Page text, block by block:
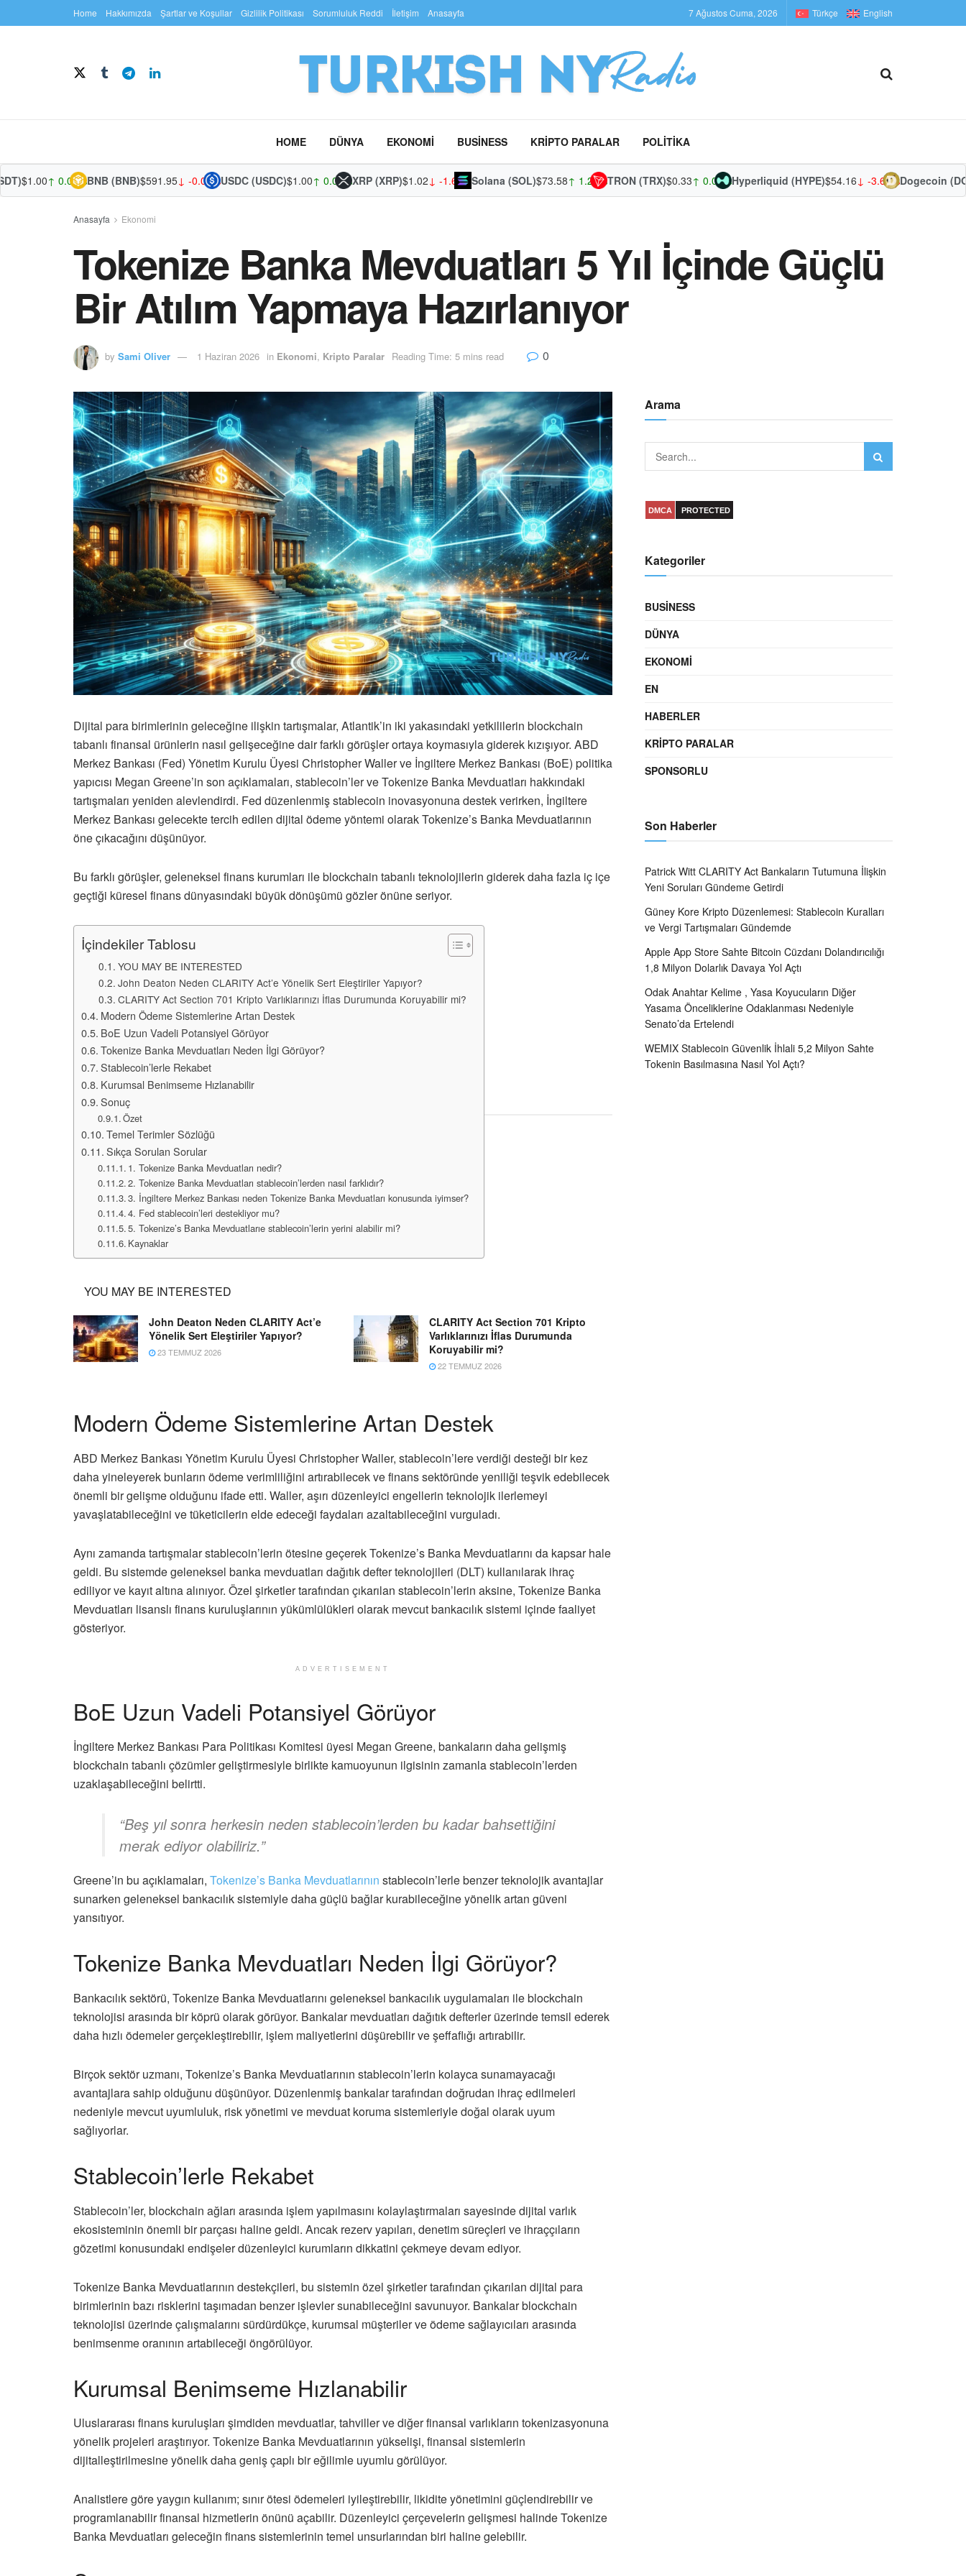
Home Hakkımızda Şartlar ve Koşullar Gizlilik Politikası Sorumluluk Reddi İletişim Anasayfa 7 Ağustos Cuma, 2026 Türkçe English
HOME DÜNYA EKONOMI BUSINESS KRIPTO PARALAR POLITIKA
$1.00↑ 0.03%BNB (BNB)$591.95↓ -0.02%USDC (USDC)$1.00↑ 0.01%XRP (XRP)$1.02↓ -1.61%Solana (SOL)$73.58↑ 1.25%TRON (TRX)$0.33↑ 0.07%Hyperliquid (HYPE)$54.16↓ -3.68%Dogecoin
Anasayfa Ekonomi
Tokenize Banka Mevduatları 5 Yıl İçinde Güçlü
Bir Atılım Yapmaya Hazırlanıyor
by Sami Oliver 1 Haziran 2026 in Ekonomi, Kripto Paralar Reading Time: 5 mins read 0
Dijital para birimlerinin geleceğine ilişkin tartışmalar, Atlantik’in iki yakasındaki yetkililerin blockchain
tabanlı finansal ürünlerin nasıl gelişeceğine dair farklı görüşler ortaya koymasıyla giderek kızışıyor. ABD
Merkez Bankası (Fed) Yönetim Kurulu Üyesi Christopher Waller ve İngiltere Merkez Bankası (BoE) politika
yapıcısı Megan Greene’in son açıklamaları, stablecoin’ler ve Tokenize Banka Mevduatları hakkındaki
tartışmaları yeniden alevlendirdi. Fed düzenlenmiş stablecoin inovasyonuna destek verirken, İngiltere
Merkez Bankası gelecekte tercih edilen dijital ödeme yöntemi olarak Tokenize’s Banka Mevduatlarının
öne çıkacağını düşünüyor.
Bu farklı görüşler, geleneksel finans kurumları ile blockchain tabanlı teknolojilerin giderek daha fazla iç içe
geçtiği küresel finans dünyasındaki büyük dönüşümü gözler önüne seriyor.
İçindekiler Tablosu
YOU MAY BE INTERESTED
John Deaton Neden CLARITY Act’e Yönelik Sert Eleştiriler Yapıyor?
CLARITY Act Section 701 Kripto Varlıklarınızı İflas Durumunda Koruyabilir mi?
Modern Ödeme Sistemlerine Artan Destek
BoE Uzun Vadeli Potansiyel Görüyor
Tokenize Banka Mevduatları Neden İlgi Görüyor?
Stablecoin’lerle Rekabet
Kurumsal Benimseme Hızlanabilir
Sonuç
Özet
Temel Terimler Sözlüğü
Sıkça Sorulan Sorular
1. Tokenize Banka Mevduatları nedir?
2. Tokenize Banka Mevduatları stablecoin’lerden nasıl farklıdır?
3. İngiltere Merkez Bankası neden Tokenize Banka Mevduatları konusunda iyimser?
4. Fed stablecoin’leri destekliyor mu?
5. Tokenize’s Banka Mevduatlarıe stablecoin’lerin yerini alabilir mi?
Kaynaklar
YOU MAY BE INTERESTED
John Deaton Neden CLARITY Act’e
Yönelik Sert Eleştiriler Yapıyor?
23 TEMMUZ 2026
CLARITY Act Section 701 Kripto
Varlıklarınızı İflas Durumunda
Koruyabilir mi?
22 TEMMUZ 2026
Modern Ödeme Sistemlerine Artan Destek
ABD Merkez Bankası Yönetim Kurulu Üyesi Christopher Waller, stablecoin’lere verdiği desteği bir kez
daha yineleyerek bunların ödeme verimliliğini artırabilecek ve finans sektöründe yeniliği teşvik edebilecek
önemli bir gelişme olduğunu ifade etti. Waller, aşırı düzenleyici engellerin teknolojik ilerlemeyi
yavaşlatabileceğini ve tüketicilerin elde edeceği faydaları azaltabileceğini vurguladı.
Aynı zamanda tartışmalar stablecoin’lerin ötesine geçerek Tokenize’s Banka Mevduatlarını da kapsar hale
geldi. Bu sistemde geleneksel banka mevduatları dağıtık defter teknolojileri (DLT) kullanılarak ihraç
ediliyor ve kayıt altına alınıyor. Özel şirketler tarafından çıkarılan stablecoin’lerin aksine, Tokenize Banka
Mevduatları lisanslı finans kuruluşlarının yükümlülükleri olarak mevcut bankacılık sistemi içinde faaliyet
gösteriyor.
ADVERTISEMENT
BoE Uzun Vadeli Potansiyel Görüyor
İngiltere Merkez Bankası Para Politikası Komitesi üyesi Megan Greene, bankaların daha gelişmiş
blockchain tabanlı çözümler geliştirmesiyle birlikte kamuoyunun ilgisinin zamanla stablecoin’lerden
uzaklaşabileceğini belirtti.
“Beş yıl sonra herkesin neden stablecoin’lerden bu kadar bahsettiğini
merak ediyor olabiliriz.”
Greene’in bu açıklamaları, Tokenize’s Banka Mevduatlarının stablecoin’lerle benzer teknolojik avantajlar
sunarken geleneksel bankacılık sistemiyle daha güçlü bağlar kurabileceğine yönelik artan güveni
yansıtıyor.
Tokenize Banka Mevduatları Neden İlgi Görüyor?
Bankacılık sektörü, Tokenize Banka Mevduatlarını geleneksel bankacılık uygulamaları ile blockchain
teknolojisi arasında bir köprü olarak görüyor. Bankalar mevduatları dağıtık defterler üzerinde temsil ederek
daha hızlı ödemeler gerçekleştirebilir, işlem maliyetlerini düşürebilir ve şeffaflığı artırabilir.
Birçok sektör uzmanı, Tokenize’s Banka Mevduatlarının stablecoin’lerin kolayca sunamayacağı
avantajlara sahip olduğunu düşünüyor. Düzenlenmiş bankalar tarafından doğrudan ihraç edilmeleri
nedeniyle mevcut uyumluluk, risk yönetimi ve mevduat koruma sistemleriyle doğal olarak uyum
sağlıyorlar.
Stablecoin’lerle Rekabet
Stablecoin’ler, blockchain ağları arasında işlem yapılmasını kolaylaştırmaları sayesinde dijital varlık
ekosisteminin önemli bir parçası haline geldi. Ancak rezerv yapıları, denetim süreçleri ve ihraççıların
gözetimi konusundaki endişeler düzenleyici kurumların dikkatini çekmeye devam ediyor.
Tokenize Banka Mevduatlarının destekçileri, bu sistemin özel şirketler tarafından çıkarılan dijital para
birimlerinin bazı risklerini taşımadan benzer işlevler sunabileceğini savunuyor. Bankalar blockchain
teknolojisi üzerinde çalışmalarını sürdürdükçe, kurumsal müşteriler ve ödeme sağlayıcıları arasında
benimsenme oranının artabileceği öngörülüyor.
Kurumsal Benimseme Hızlanabilir
Uluslararası finans kuruluşları şimdiden mevduatlar, tahviller ve diğer finansal varlıkların tokenizasyonuna
yönelik projeleri araştırıyor. Tokenize Banka Mevduatlarının yükselişi, finansal sistemlerin
dijitalleştirilmesine yönelik daha geniş çaplı bir eğilimle uyumlu görülüyor.
Analistlere göre yaygın kullanım; sınır ötesi ödemeleri iyileştirebilir, likidite yönetimini güçlendirebilir ve
programlanabilir finansal hizmetlerin önünü açabilir. Düzenleyici çerçevelerin gelişmesi halinde Tokenize
Banka Mevduatları geleceğin finans sistemlerinin temel unsurlarından biri haline gelebilir.
Arama
DMCA PROTECTED
Kategoriler
BUSINESS
DÜNYA
EKONOMI
EN
HABERLER
KRIPTO PARALAR
SPONSORLU
Son Haberler
Patrick Witt CLARITY Act Bankaların Tutumuna İlişkin
Yeni Soruları Gündeme Getirdi
Güney Kore Kripto Düzenlemesi: Stablecoin Kuralları
ve Vergi Tartışmaları Gündemde
Apple App Store Sahte Bitcoin Cüzdanı Dolandırıcılığı
1,8 Milyon Dolarlık Davaya Yol Açtı
Odak Anahtar Kelime , Yasa Koyucuların Diğer
Yasama Önceliklerine Odaklanması Nedeniyle
Senato’da Ertelendi
WEMIX Stablecoin Güvenlik İhlali 5,2 Milyon Sahte
Tokenin Basılmasına Nasıl Yol Açtı?